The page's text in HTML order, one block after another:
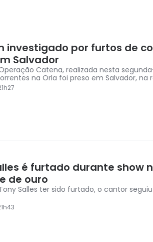
investigado por furtos de
Salvador
Catena, realizada nesta
na Orla foi preso em Salvador, na
é furtado durante show
de ouro
Salles ter sido furtado, o cantor